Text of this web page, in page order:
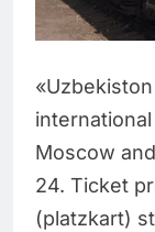
Moscow
24. Ticket
(platzkart)